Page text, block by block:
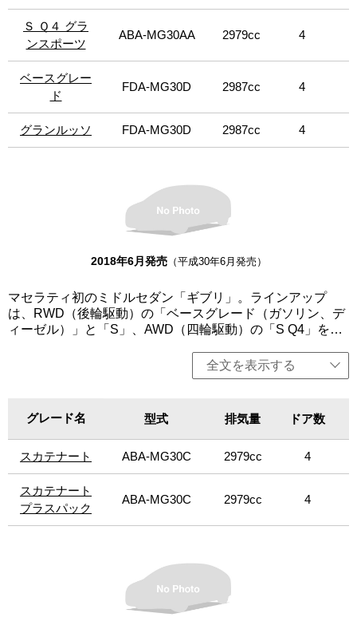
Ｓ Ｑ４ グラ
ンスポーツ
ベースグレー
ド
グランルッソ
Ｓ Ｑ４ グラ
ンスポーツ
ABA-MG30AA 2979cc 4
ベースグレー
ド
FDA-MG30D 2987cc 4
グランルッソ FDA-MG30D 2987cc 4
2018年6月発売（平成30年6月発売）
マセラティ初のミドルセダン「ギブリ」。ラインアップ
は、RWD（後輪駆動）の「ベースグレード（ガソリン、デ
ィーゼル）」と「S」、AWD（四輪駆動）の「S Q4」を設
グレード（ディーゼル）」を除く）を用意。いずれも3L V6
ターボエンジンを搭載し、8速オートマチックトランスミッ
パクトでスポーティーでありながら、パワフルなパフォー
マンスを実現。卓越した性能、操縦性、豪華さ、そして革
新的なイタリアンデザインを採用する。エンジンは、排出
ガス低減や燃費向上が見込まれる「スタート＆ストップ機
能」を全グレードに標準装備。今回、特別限定仕様車「ス
カテナート」（30台限定）、「スカテナート プラスパッ
ク」（10台限定）を設定。センター・ダッシュボードに
ク」には、フル・アダプティブLEDヘッドランプや、電動
サンルーフなどの快適装備を追加した。「ベースグレー
ド」、「S」は左右、「ベースグレード（ディーゼルエンジ
ン）」、「スカテナート」、「スカテナート プラスパッ
全文を表示する
グレード名
スカテナート
スカテナート
プラスパック
グレード名 型式 排気量 ドア数
スカテナート ABA-MG30C 2979cc 4
スカテナート
プラスパック
ABA-MG30C 2979cc 4